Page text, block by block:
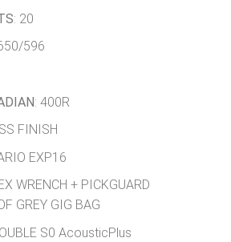
: 20
596
: 400R
FINISH
EXP16
WRENCH + PICKGUARD
GREY GIG BAG
S0 AcousticPlus